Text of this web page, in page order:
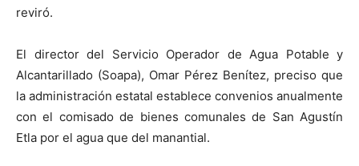
reviró.
El director del Servicio Operador de Agua Potable y
Alcantarillado (Soapa), Omar Pérez Benítez, preciso que
la administración estatal establece convenios anualmente
con el comisado de bienes comunales de San Agustín
Etla por el agua que del manantial.